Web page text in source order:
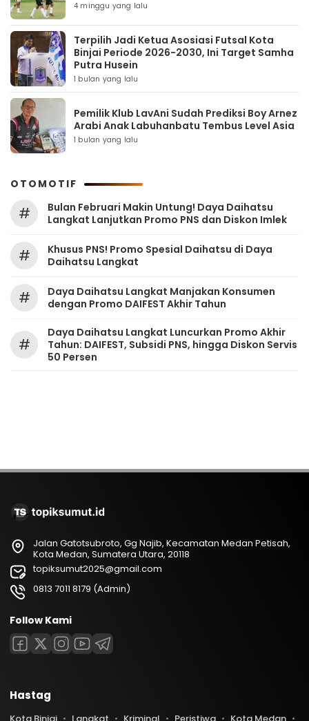
4 minggu yang lalu
Terpilih Jadi Ketua Asosiasi Futsal Kota
Binjai Periode 2026-2030, Ini Target Samha
Putra Husein
1 bulan yang lalu
Pemilik Klub LavAni Sudah Prediksi Boy Arnez
Arabi Anak Labuhanbatu Tembus Level Asia
1 bulan yang lalu
OTOMOTIF
#
Bulan Februari Makin Untung! Daya Daihatsu
Langkat Lanjutkan Promo PNS dan Diskon Imlek
#
Khusus PNS! Promo Spesial Daihatsu di Daya
Daihatsu Langkat
#
Daya Daihatsu Langkat Manjakan Konsumen
dengan Promo DAIFEST Akhir Tahun
#
Daya Daihatsu Langkat Luncurkan Promo Akhir
Tahun: DAIFEST, Subsidi PNS, hingga Diskon Servis
50 Persen
Jalan Gatotsubroto, Gg Najib, Kecamatan Medan Petisah,
Kota Medan, Sumatera Utara, 20118
topiksumut2025@gmail.com
0813 7011 8179 (Admin)
Follow Kami
Hastag